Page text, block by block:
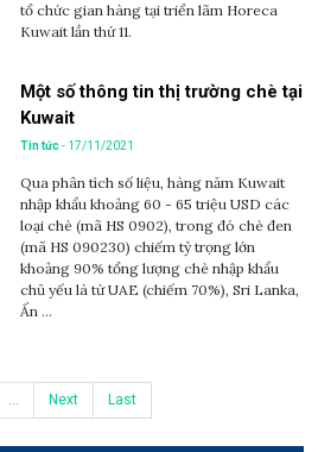
tổ chức gian hàng tại triển lãm Horeca
Kuwait lần thứ 11.
Một số thông tin thị trường chè tại
Kuwait
Tin tức- 17/11/2021
Qua phân tích số liệu, hàng năm Kuwait
nhập khẩu khoảng 60 - 65 triệu USD các
loại chè (mã HS 0902), trong đó chè đen
(mã HS 090230) chiếm tỷ trọng lớn
khoảng 90% tổng lượng chè nhập khẩu
chủ yếu là từ UAE (chiếm 70%), Sri Lanka,
Ấn ...
... Next Last